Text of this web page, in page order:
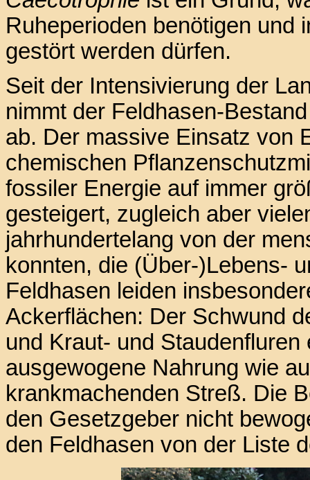
Ruheperioden benötigen und
gestört werden dürfen.
Seit der Intensivierung der
nimmt der Feldhasen-
ab. Der massive Einsatz von
chemischen
fossiler Energie auf immer
gesteigert, zugleich aber
jahrhundertelang von der
konnten, die (Über-)Lebens-
Feldhasen leiden
Ackerflächen: Der Schwund
und Kraut- und
ausgewogene Nahrung wie
krankmachenden Streß. Die
den Gesetzgeber nicht
den Feldhasen von der Liste